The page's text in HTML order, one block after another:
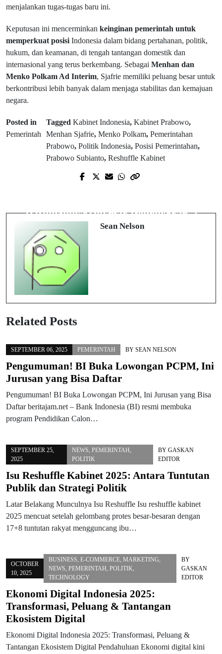
menjalankan tugas-tugas baru ini.
Keputusan ini mencerminkan keinginan pemerintah untuk
memperkuat posisi Indonesia dalam bidang pertahanan, politik,
hukum, dan keamanan, di tengah tantangan domestik dan
internasional yang terus berkembang. Sebagai Menhan dan
Menko Polkam Ad Interim, Sjafrie memiliki peluang besar untuk
berkontribusi lebih banyak dalam menjaga stabilitas dan kemajuan
negara.
Posted in
Pemerintah
Tagged Kabinet Indonesia, Kabinet Prabowo,
Menhan Sjafrie, Menko Polkam, Pemerintahan
Prabowo, Politik Indonesia, Posisi Pemerintahan,
Prabowo Subianto, Reshuffle Kabinet
Prev Post
Dampaknya bagi Manchester United
Rumahnya Dibakar Demonstran
Sean Nelson
Related Posts
SEPTEMBER 06, 2025 PEMERINTAH BY SEAN NELSON
Pengumuman! BI Buka Lowongan PCPM, Ini
Jurusan yang Bisa Daftar
Pengumuman! BI Buka Lowongan PCPM, Ini Jurusan yang Bisa
Daftar beritajam.net – Bank Indonesia (BI) resmi membuka
program Pendidikan Calon…
SEPTEMBER 25,
2025
NEWS, PEMERINTAH,
POLITIK
BY GASKAN
EDITOR
Isu Reshuffle Kabinet 2025: Antara Tuntutan
Publik dan Strategi Politik
Latar Belakang Munculnya Isu Reshuffle Isu reshuffle kabinet
2025 mencuat setelah gelombang protes besar-besaran dengan
17+8 tuntutan rakyat mengguncang ibu…
OCTOBER
10, 2025
BUSINESS, E-COMMERCE, MARKETING,
NEWS, PEMERINTAH, POLITIK,
TECHNOLOGY
BY
GASKAN
EDITOR
Ekonomi Digital Indonesia 2025:
Transformasi, Peluang & Tantangan
Ekosistem Digital
Ekonomi Digital Indonesia 2025: Transformasi, Peluang &
Tantangan Ekosistem Digital Pendahuluan Ekonomi digital kini